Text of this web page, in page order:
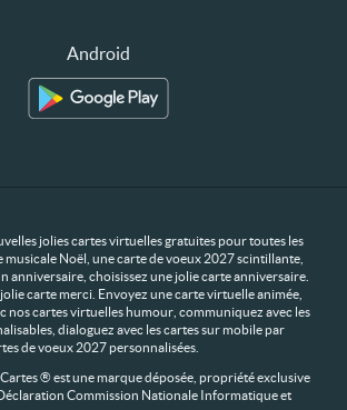
Android
jolies cartes virtuelles gratuites pour toutes les
musicale Noël, une carte de voeux 2027 scintillante,
anniversaire, choisissez une jolie carte anniversaire.
carte merci. Envoyez une carte virtuelle animée,
nos cartes virtuelles humour, communiquez avec les
dialoguez avec les cartes sur mobile par
de voeux 2027 personnalisées.
® est une marque déposée, propriété exclusive
Commission Nationale Informatique et